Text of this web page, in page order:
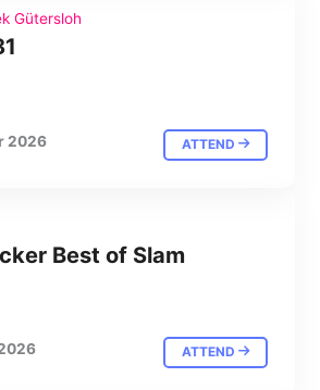
Gütersloh
2026 ATTEND
Best of Slam
ATTEND